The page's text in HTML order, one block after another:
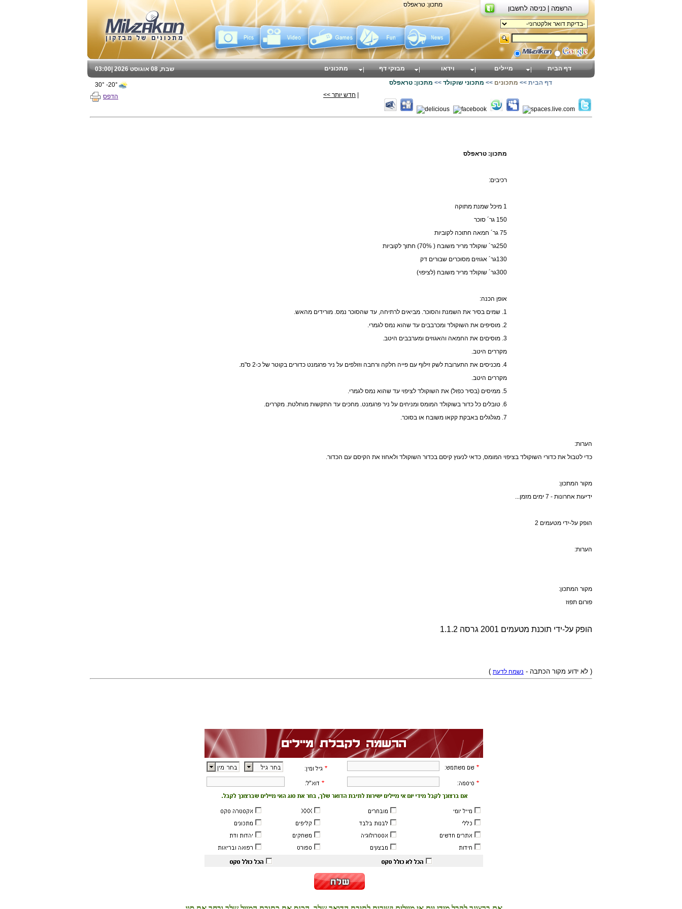
מתכון: טראפלס
חדש יותר >> הדפס
מתכון: טראפלס
רכיבים:
1 מיכל שמנת מתוקה
150 גר´ סוכר
75 גר´ חמאה חתוכה לקוביות
250גר´ שוקולד מריר משובח ( 70%) חתוך לקוביות
130גר´ אגוזים מסוכרים שבורים דק
300גר´ שוקולד מריר משובח (לציפוי)
אופן הכנה:
1. שמים בסיר את השמנת והסוכר. מביאים לרתיחה, עד שהסוכר נמס. מורידים מהאש.
2. מוסיפים את השוקולד ומכרבבים עד שהוא נמס לגמרי.
3. מוסיםים את החמאה והאגוזים ומערבבים היטב.
מקררים היטב.
4. מכניסים את התערובת לשק זילוף עם פייה חלקה ורחבה וזולפים על ניר פרגמנט כדורים בקוטר של כ-2 ס"מ.
מקררים היטב.
5. ממיסים (בסיר כפול) את השוקולד לציפוי עד שהוא נמס לגמרי.
6. טובלים כל כדור בשוקולד המומס ומניחים על ניר פרגמנט. מחכים עד התקשות מוחלטת. מקררים.
7. מגלגלים באבקת קקאו משובח או בסוכר.
הערות:
כדי לטבול את כדורי השוקולד בציפוי המומס, כדאי לנעוץ קיסם בכדור השוקולד ולאחוז את הקיסם עם הכדור.
מקור המתכון:
ידיעות אחרונות - 7 ימים מזמן...
הופק על-ידי מטעמים 2
הערות:
מקור המתכון:
פורום תפוז
הופק על-ידי תוכנת מטעמים 2001 גרסה 1.1.2
( לא ידוע מקור הכתבה - נשמח לדעת )
03:00 שבת, 08 אוגוסט 2026 | דף הבית מיילים וידאו מבזקי דף מתכונים
20°- 30° דף הבית >> מתכונים >> מתכוני שוקולד >> מתכון: טראפלס
הרשמה | כניסה לחשבון